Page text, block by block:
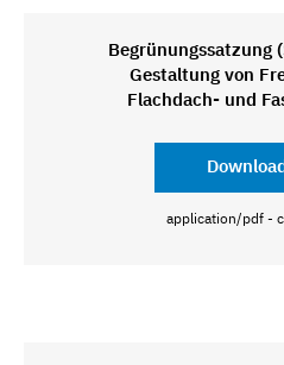
Begrünungssatzung
Gestaltung von
Flachdach- und
application/pdf -